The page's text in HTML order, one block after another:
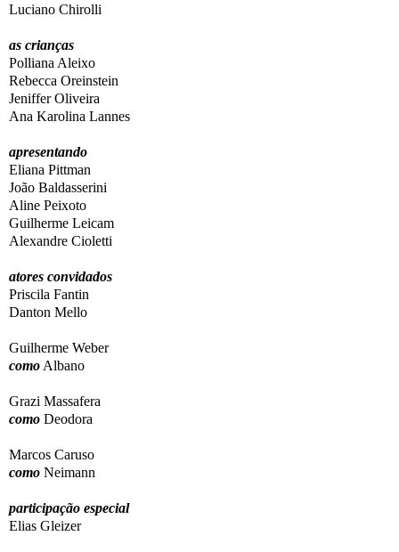
Luciano Chirolli
as crianças
Polliana Aleixo
Rebecca Oreinstein
Jeniffer Oliveira
Ana Karolina Lannes
apresentando
Eliana Pittman
João Baldasserini
Aline Peixoto
Guilherme Leicam
Alexandre Cioletti
atores convidados
Priscila Fantin
Danton Mello
Guilherme Weber
como Albano
Grazi Massafera
como Deodora
Marcos Caruso
como Neimann
participação especial
Elias Gleizer